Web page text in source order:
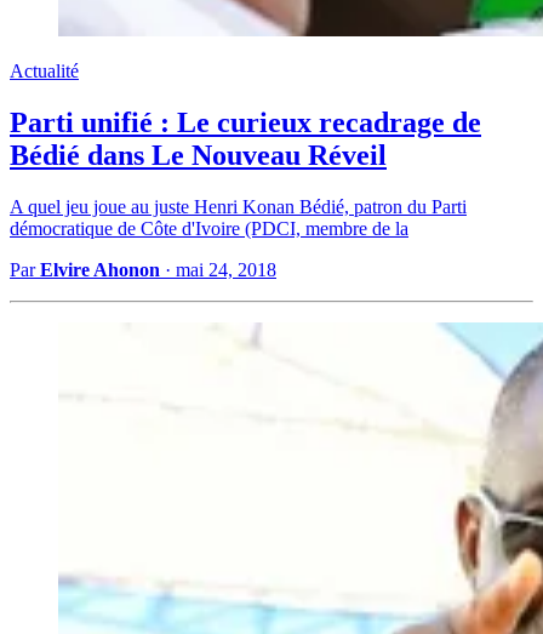
Actualité
Parti unifié : Le curieux recadrage de
Bédié dans Le Nouveau Réveil
A quel jeu joue au juste Henri Konan Bédié, patron du Parti
démocratique de Côte d'Ivoire (PDCI, membre de la
ParElvire Ahonon · mai 24, 2018